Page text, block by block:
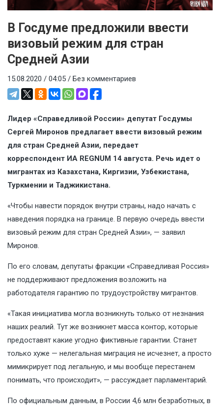
В Госдуме предложили ввести
визовый режим для стран
Средней Азии
15.08.2020 / 04:05 / Без комментариев
Лидер «Справедливой России» депутат Госдумы
Сергей Миронов предлагает ввести визовый режим
для стран Средней Азии, передает
корреспондент ИА REGNUM 14 августа. Речь идет о
мигрантах из Казахстана, Киргизии, Узбекистана,
Туркмении и Таджикистана.
«Чтобы навести порядок внутри страны, надо начать с
наведения порядка на границе. В первую очередь ввести
визовый режим для стран Средней Азии», — заявил
Миронов.
По его словам, депутаты фракции «Справедливая Россия»
не поддерживают предложения возложить на
работодателя гарантию по трудоустройству мигрантов.
«Такая инициатива могла возникнуть только от незнания
наших реалий. Тут же возникнет масса контор, которые
предоставят какие угодно фиктивные гарантии. Станет
только хуже — нелегальная миграция не исчезнет, а просто
мимикрирует под легальную, и мы вообще перестанем
понимать, что происходит», — рассуждает парламентарий.
По официальным данным, в России 4,6 млн безработных, в